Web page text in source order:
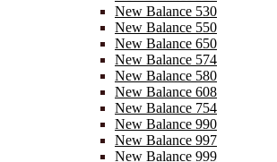
New Balance 530
New Balance 550
New Balance 650
New Balance 574
New Balance 580
New Balance 608
New Balance 754
New Balance 990
New Balance 997
New Balance 999